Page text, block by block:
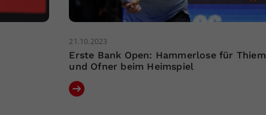
21.10.2023
Erste Bank Open: Hammerlose für Thiem
und Ofner beim Heimspiel